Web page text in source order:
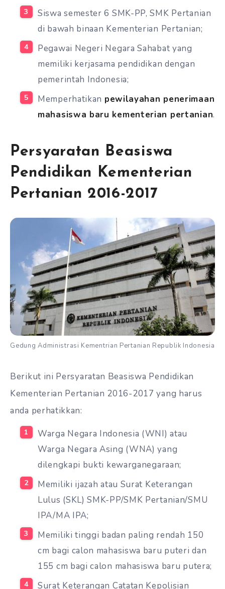
Siswa semester 6 SMK-PP, SMK Pertanian
di bawah binaan Kementerian Pertanian;
Pegawai Negeri Negara Sahabat yang
memiliki kerjasama pendidikan dengan
pemerintah Indonesia;
Memperhatikan pewilayahan penerimaan
mahasiswa baru kementerian pertanian.
Persyaratan Beasiswa
Pendidikan Kementerian
Pertanian 2016-2017
Gedung Administrasi Kementrian Pertanian Republik Indonesia
Berikut ini Persyaratan Beasiswa Pendidikan
Kementerian Pertanian 2016-2017 yang harus
anda perhatikkan:
Warga Negara Indonesia (WNI) atau
Warga Negara Asing (WNA) yang
dilengkapi bukti kewarganegaraan;
Memiliki ijazah atau Surat Keterangan
Lulus (SKL) SMK-PP/SMK Pertanian/SMU
IPA/MA IPA;
Memiliki tinggi badan paling rendah 150
cm bagi calon mahasiswa baru puteri dan
155 cm bagi calon mahasiswa baru putera;
Surat Keterangan Catatan Kepolisian